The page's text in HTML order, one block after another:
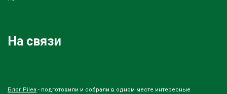
На связи
Блог Pilea - подготовили и собрали в одном месте интересные